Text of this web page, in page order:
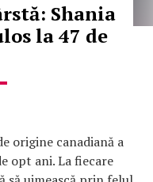
Shania
la 47 de
origine canadiană a
opt ani. La fiecare